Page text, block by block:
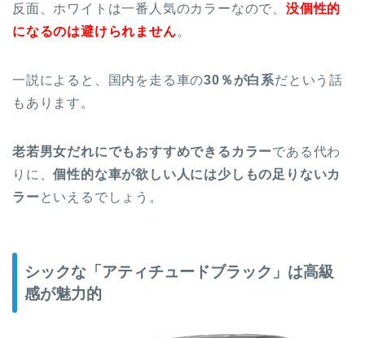
反面、ホワイトは一番人気のカラーなので、 没個性的
になるのは避けられません。
一説によると、国内を走る車の30％が白系だという話
もあります。
老若男女だれにでもおすすめできるカラーである代わ
りに、個性的な車が欲しい人には少しもの足りないカ
ラー といえるでしょう。
シックな「アティチュードブラック」は高級
感が魅力的